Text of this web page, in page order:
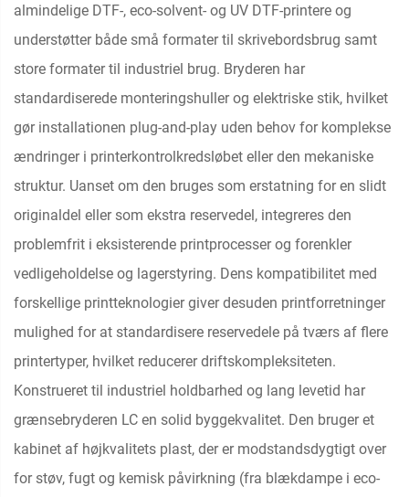
almindelige DTF-, eco-solvent- og UV DTF-printere og
understøtter både små formater til skrivebordsbrug samt
store formater til industriel brug. Bryderen har
standardiserede monteringshuller og elektriske stik, hvilket
gør installationen plug-and-play uden behov for komplekse
ændringer i printerkontrolkredsløbet eller den mekaniske
struktur. Uanset om den bruges som erstatning for en slidt
originaldel eller som ekstra reservedel, integreres den
problemfrit i eksisterende printprocesser og forenkler
vedligeholdelse og lagerstyring. Dens kompatibilitet med
forskellige printteknologier giver desuden printforretninger
mulighed for at standardisere reservedele på tværs af flere
printertyper, hvilket reducerer driftskompleksiteten.
Konstrueret til industriel holdbarhed og lang levetid har
grænsebryderen LC en solid byggekvalitet. Den bruger et
kabinet af højkvalitets plast, der er modstandsdygtigt over
for støv, fugt og kemisk påvirkning (fra blækdampe i eco-